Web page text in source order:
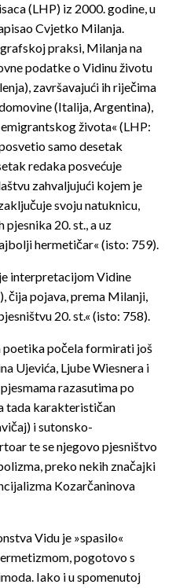
(LHP) iz 2000. godine, u
Cvjetko Milanja.
praksi, Milanja na
podatke o Vidinu životu
završavajući ih riječima
(Italija, Argentina),
života« (LHP:
samo desetak
redaka posvećuje
zahvaljujući kojem je
svoju natuknicu,
pjesnika 20. st., a uz
hermetičar« (isto: 759).
interpretacijom Vidine
čija pojava, prema Milanji,
20. st.« (isto: 758).
poetika počela formirati još
Ujevića, Ljube Wiesnera i
razasutima po
tada karakterističan
i sutonsko-
te se njegovo pjesništvo
preko nekih značajki
Kozarčaninova
Vidu je »spasilo«
pogotovo s
Iako i u spomenutoj